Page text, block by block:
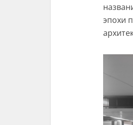
эпохи